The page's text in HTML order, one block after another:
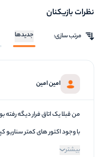
نظرات بازیکنان
مرتب سازی: جدیدها
امین امین
من قبلا یک اتاق فرار دیگه رفته
با وجود اکتور های کمتر
بیشتر